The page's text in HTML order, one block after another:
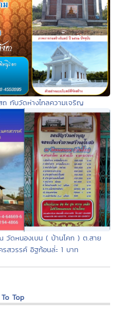
กับวัดห่างไกลความเจริญ
ดหนองเบน ( บ้านโคก ) ต.สาย
รสวรรค์ อิฐก้อนล่่ะ 1 บาท
Top